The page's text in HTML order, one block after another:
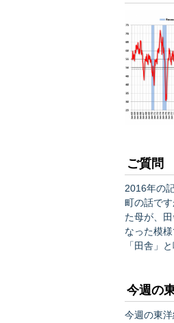
ご質問
2016年の
町の話ですからね、責任が
た母が、
なった模様です。 「田舎暮らし」ではなく、有事に備える（戦
「田舎」と呼べると
車で行け
今週の
今週の東